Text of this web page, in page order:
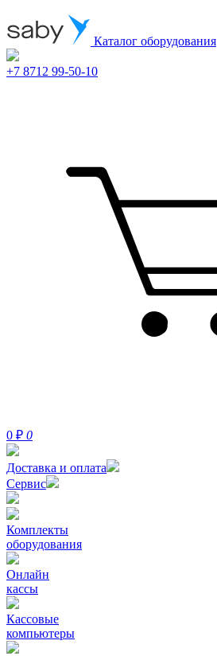
Каталог оборудования
+7 8712 99-50-10
0 ₽ 0
Доставка и оплата
Сервис
Комплекты
оборудования
Онлайн
кассы
Кассовые
компьютеры